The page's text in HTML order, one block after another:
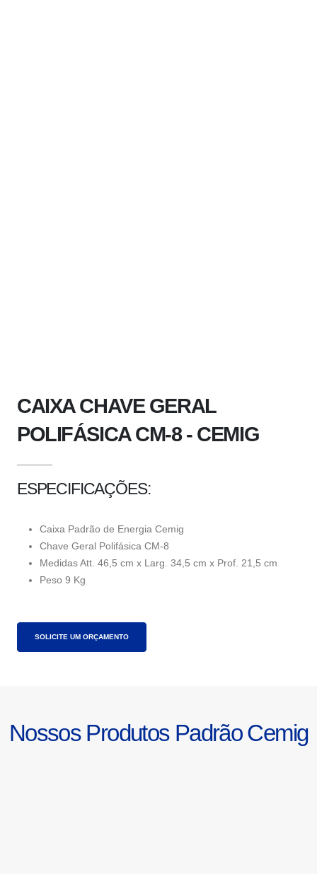
CAIXA CHAVE GERAL
POLIFÁSICA CM-8 - CEMIG
ESPECIFICAÇÕES:
Caixa Padrão de Energia Cemig
Chave Geral Polifásica CM-8
Medidas Att. 46,5 cm x Larg. 34,5 cm x Prof. 21,5 cm
Peso 9 Kg
SOLICITE UM ORÇAMENTO
Nossos Produtos Padrão Cemig